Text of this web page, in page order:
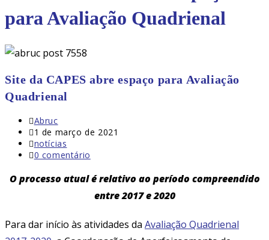
para Avaliação Quadrienal
Site da CAPES abre espaço para Avaliação
Quadrienal
Autor
do
post:
Abruc
Post
publicado:
1 de março de 2021
Categoria
do
notícias
Comentários
post:
0 comentário
O processo atual é relativo ao período compreendido
entre 2017 e 2020
Para dar início às atividades da Avaliação Quadrienal